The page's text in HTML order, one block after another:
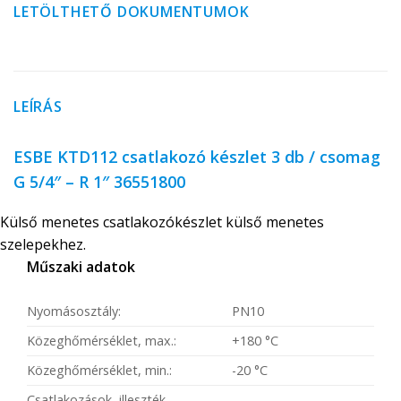
LETÖLTHETŐ DOKUMENTUMOK
LEÍRÁS
ESBE KTD112 csatlakozó készlet 3 db / csomag
G 5/4″ – R 1″ 36551800
Külső menetes csatlakozókészlet külső menetes
szelepekhez.
Műszaki adatok
Nyomásosztály:
PN10
Közeghőmérséklet, max.:
+180 °C
Közeghőmérséklet, min.:
-20 °C